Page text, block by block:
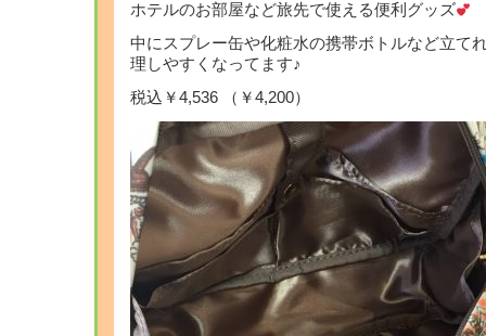
ホテルのお部屋など旅先で使える便利グッズ
中にスプレー缶や化粧水の携帯ボトルなど立て
理しやすくなってます♪
税込￥4,536 （￥4,200）